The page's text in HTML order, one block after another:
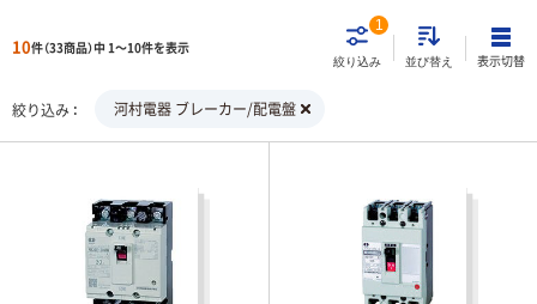
10件（33商品）中 1～10件を表示
絞り込み
1
並び替え 表示切替
絞り込み 河村電器 ブレーカー/配電盤